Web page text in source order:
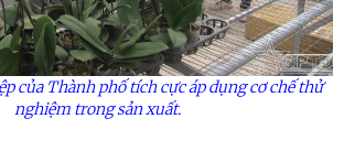
của Thành phố tích cực áp dụng cơ chế thử
nghiệm trong sản xuất.